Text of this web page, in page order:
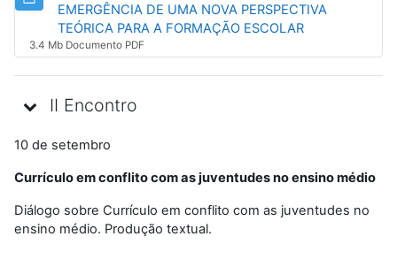
EMERGÊNCIA DE UMA NOVA PERSPECTIVA
TEÓRICA PARA A FORMAÇÃO ESCOLARArquivo
3.4 Mb Documento PDF
II Encontro
10 de setembro
Currículo em conflito com as juventudes no ensino médio
Diálogo sobre Currículo em conflito com as juventudes no
ensino médio. Produção textual.